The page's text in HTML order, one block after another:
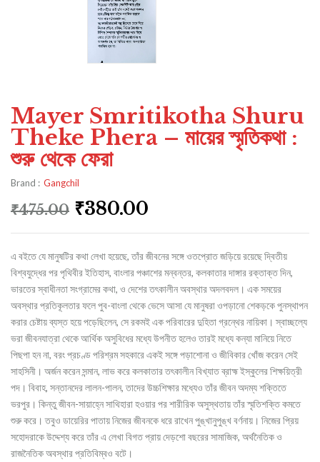
Mayer Smritikotha Shuru
Theke Phera – মায়ের স্মৃতিকথা :
শুরু থেকে ফেরা
Brand : Gangchil
₹475.00 ₹380.00
এ বইতে যে মানুষটির কথা লেখা হয়েছে, তাঁর জীবনের সঙ্গে ওতপ্রোত জড়িয়ে রয়েছে দ্বিতীয়
বিশ্বযুদ্ধের পর পৃথিবীর ইতিহাস, বাংলার পঞ্চাশের মন্বন্তর, কলকাতার দাঙ্গার রক্তাক্ত দিন,
ভারতের স্বাধীনতা সংগ্রামের কথা, ও দেশের তৎকালীন অবস্থার অদলবদল। এক সময়ের
অবস্থার প্রতিকূলতার ফলে পুব-বাংলা থেকে ভেসে আসা যে মানুষরা ওপড়ানো শেকড়কে পুনস্থাপন
করার চেষ্টায় ব্যস্ত হয়ে পড়েছিলেন, সে রকমই এক পরিবারের দুহিতা গ্রন্থের নায়িকা। স্বাচ্ছল্যে
ভরা জীবনযাত্রা থেকে আর্থিক অসুবিধের মধ্যে উপনীত হলেও তারই মধ্যে কন্যা মানিয়ে নিতে
পিছপা হন না, বরং প্রচণ্ড পরিশ্রম সহকারে একই সঙ্গে পড়াশোনা ও জীবিকার খোঁজ করেন সেই
সাহসিনী। অর্জন করেন সন্মান, লাভ করে কলকাতার তৎকালীন বিখ্যাত ব্রাহ্ম ইস্কুলের শিক্ষয়িত্রী
পদ। বিবাহ, সন্তানদের লালন-পালন, তাদের উচ্চশিক্ষার মধ্যেও তাঁর জীবন অদম্য শক্তিতে
ভরপুর। কিন্তু জীবন-সায়াহ্নে সাথিহারা হওয়ার পর শারীরিক অসুস্থতায় তাঁর স্মৃতিশক্তি কমতে
শুরু করে। তবুও ডায়েরির পাতায় নিজের জীবনকে ধরে রাখেন পুঙ্খানুপুঙ্খ বর্ণনায়। নিজের প্রিয়
সহোদরাকে উদ্দেশ্য করে তাঁর এ লেখা বিগত প্রায় দেড়শো বছরের সামাজিক, অর্থনৈতিক ও
রাজনৈতিক অবস্থার প্রতিবিম্বও বটে।